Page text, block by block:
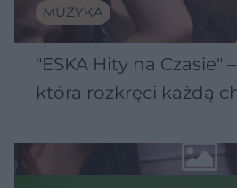
MUZYKA
"ESKA Hity na Czasie"
która rozkręci każdą